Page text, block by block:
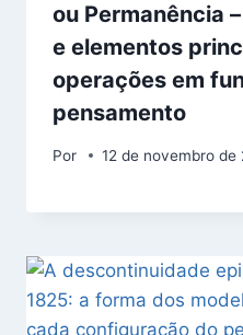
ou Permanência –
e elementos
operações em
pensamento
Por 12 de novembro de